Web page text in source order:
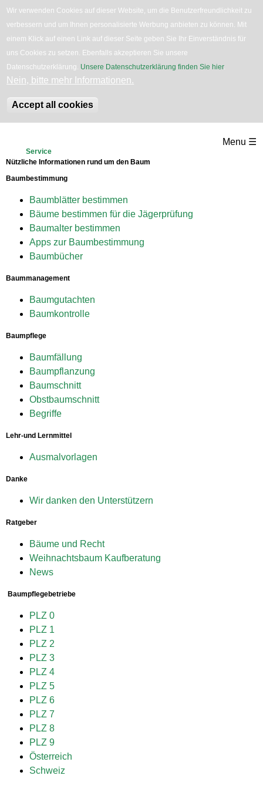
Wir verwenden Cookies auf dieser Website, um die Benutzerfreundlichkeit zu
verbessern und um Ihnen personalisierte Werbung anbieten zu können. Mit
einem Klick auf einen Link auf dieser Seite geben Sie Ihr Einverständnis für
uns Cookies zu setzen. Ebenfalls akzeptieren Sie unsere
Datenschutzerklärung. Unsere Datenschutzerklärung finden Sie hier.
Nein, bitte mehr Informationen.
Accept all cookies
English Bäume Blumen Zurück
Menu ☰
Service
Nützliche Informationen rund um den Baum
Baumbestimmung
Baumblätter bestimmen
Bäume bestimmen für die Jägerprüfung
Baumalter bestimmen
Apps zur Baumbestimmung
Baumbücher
Baummanagement
Baumgutachten
Baumkontrolle
Baumpflege
Baumfällung
Baumpflanzung
Baumschnitt
Obstbaumschnitt
Begriffe
Lehr-und Lernmittel
Ausmalvorlagen
Danke
Wir danken den Unterstützern
Ratgeber
Bäume und Recht
Weihnachtsbaum Kaufberatung
News
Baumpflegebetriebe
PLZ 0
PLZ 1
PLZ 2
PLZ 3
PLZ 4
PLZ 5
PLZ 6
PLZ 7
PLZ 8
PLZ 9
Österreich
Schweiz